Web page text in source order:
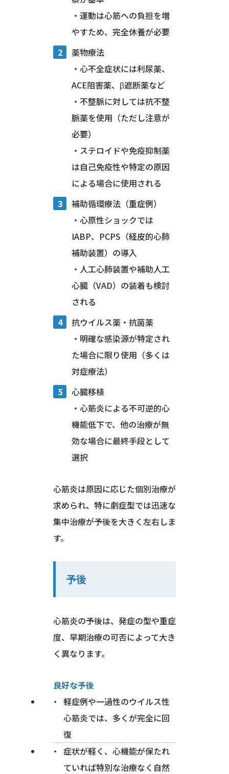
・運動は心筋への負担を増
やすため、完全休養が必要
薬物療法
・心不全症状には利尿薬、
ACE阻害薬、β遮断薬など
・不整脈に対しては抗不整
脈薬を使用（ただし注意が
必要）
・ステロイドや免疫抑制薬
は自己免疫性や特定の原因
による場合に使用される
補助循環療法（重症例）
・心原性ショックでは
IABP、PCPS（経皮的心肺
補助装置）の導入
・人工心肺装置や補助人工
心臓（VAD）の装着も検討
される
抗ウイルス薬・抗菌薬
・明確な感染源が特定され
た場合に限り使用（多くは
対症療法）
心臓移植
・心筋炎による不可逆的心
機能低下で、他の治療が無
効な場合に最終手段として
選択
心筋炎は原因に応じた個別治療が
求められ、特に劇症型では迅速な
集中治療が予後を大きく左右しま
す。
予後
心筋炎の予後は、発症の型や重症
度、早期治療の可否によって大き
く異なります。
良好な予後
軽症例や一過性のウイルス性
心筋炎では、多くが完全に回
復
症状が軽く、心機能が保たれ
ていれば特別な治療なく自然